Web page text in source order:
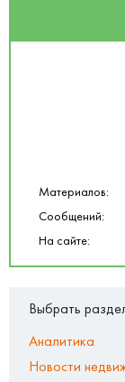
Материалов:
Сообщений:
На сайте:
Выбрать
Аналитика
Новости